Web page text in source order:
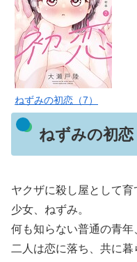
ねずみの初恋（7）
ねずみの初
ヤクザに殺し屋として
少女、ねずみ。
何も知らない普通の青年
二人は恋に落ち、共に